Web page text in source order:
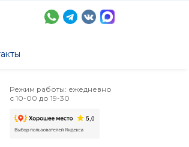
Режим работы: ежедневно
с 10-00 до 19-30